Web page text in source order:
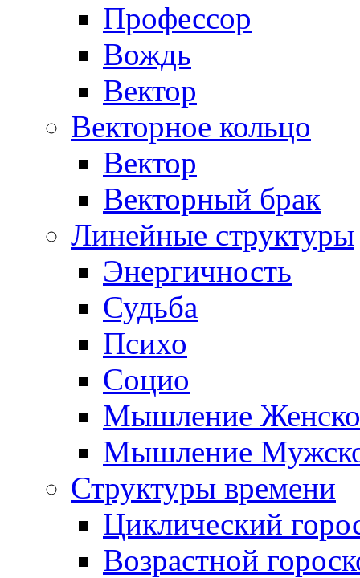
Профессор
Вождь
Вектор
Векторное кольцо
Вектор
Векторный брак
Линейные структуры
Энергичность
Судьба
Психо
Социо
Мышление
Мышление
Структуры времени
Циклический
Возрастной